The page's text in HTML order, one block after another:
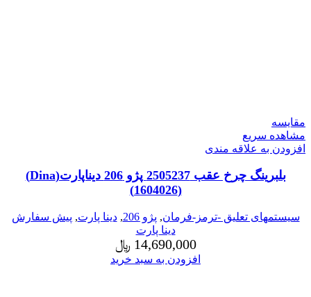
مقایسه
مشاهده سریع
افزودن به علاقه مندی
بلبرینگ چرخ عقب 2505237 پژو 206 دیناپارت(Dina)
(1604026)
سیستمهای تعلیق -ترمز-فرمان, پژو 206 ,دینا پارت, پیش سفارش
دینا پارت
14,690,000 ﷼
افزودن به سبد خرید